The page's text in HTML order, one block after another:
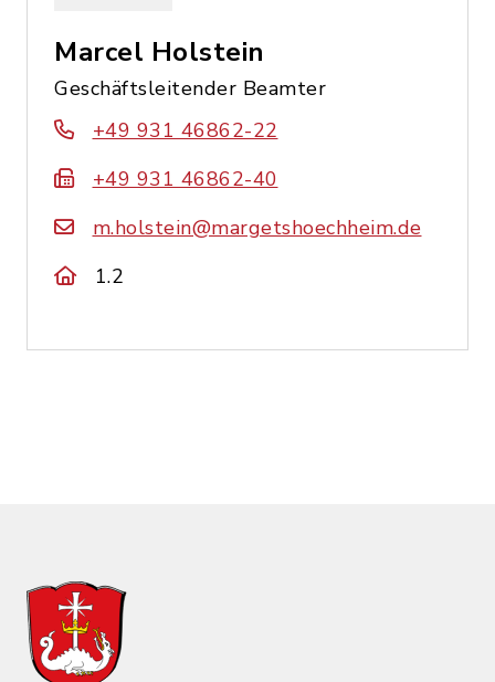
Marcel Holstein
Geschäftsleitender Beamter
+49 931 46862-22
+49 931 46862-40
m.holstein@margetshoechheim.de
1.2